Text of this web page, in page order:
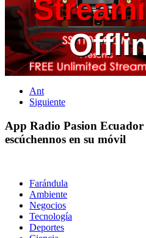
Ant
Siguiente
App Radio Pasion Ecuador
escúchennos en su móvil
Farándula
Ambiente
Negocios
Tecnología
Deportes